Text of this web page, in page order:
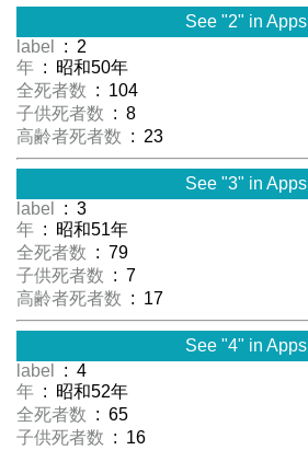
See "2" in Apps
label
: 2
年 : 昭和50年
全死者数 : 104
子供死者数 : 8
高齢者死者数 : 23
See "3" in Apps
label
: 3
年 : 昭和51年
全死者数 : 79
子供死者数 : 7
高齢者死者数 : 17
See "4" in Apps
label
: 4
年 : 昭和52年
全死者数 : 65
子供死者数 : 16